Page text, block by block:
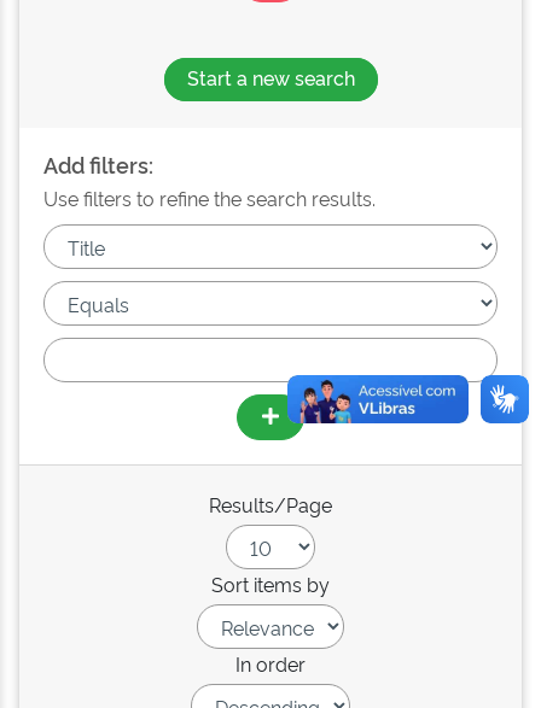
Start a new search
Add filters:
Use filters to refine the search results.
Results/Page
Sort items by
In order